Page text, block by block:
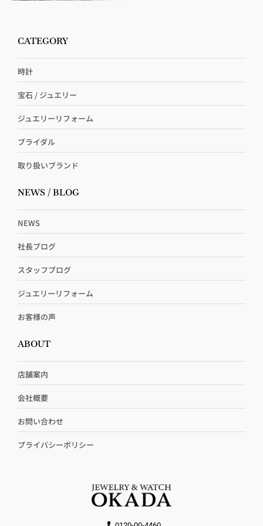
CATEGORY
時計
宝石 / ジュエリー
ジュエリーリフォーム
ブライダル
取り扱いブランド
NEWS / BLOG
NEWS
社長ブログ
スタッフブログ
ジュエリーリフォーム
お客様の声
ABOUT
店舗案内
会社概要
お問い合わせ
プライバシーポリシー